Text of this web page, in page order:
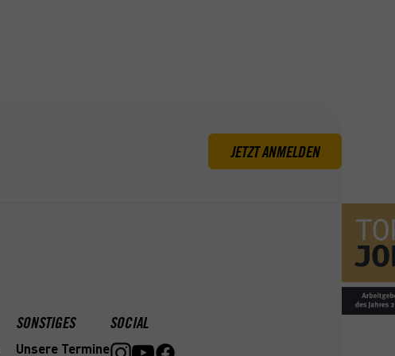
JETZT ANMELDEN
SONSTIGES
Unsere Termine
SOCIAL